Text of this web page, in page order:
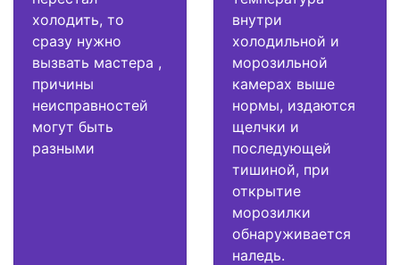
холодить, то
сразу нужно
вызвать мастера ,
причины
неисправностей
могут быть
разными
внутри
холодильной и
морозильной
камерах выше
нормы, издаются
щелчки и
последующей
тишиной, при
открытие
морозилки
обнаруживается
наледь.